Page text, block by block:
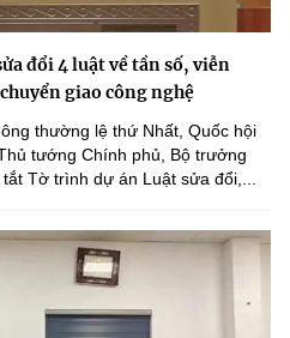
đổi 4 luật về tần số, viễn
giao công nghệ
thường lệ thứ Nhất, Quốc hội
tướng Chính phủ, Bộ trưởng
Tờ trình dự án Luật sửa đổi,...